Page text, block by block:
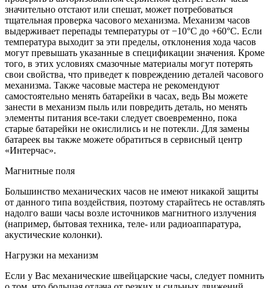
значительно отстают или спешат, может потребоваться
тщательная проверка часового механизма. Механизм часов
выдерживает перепады температуры от −10°C до +60°C. Если
температура выходит за эти пределы, отклонения хода часов
могут превышать указанные в спецификации значения. Кроме
того, в этих условиях смазочные материалы могут потерять
свои свойства, что приведет к повреждению деталей часового
механизма. Также часовые мастера не рекомендуют
самостоятельно менять батарейки в часах, ведь Вы можете
занести в механизм пыль или повредить деталь, но менять
элементы питания все-таки следует своевременно, пока
старые батарейки не окислились и не потекли. Для замены
батареек вы также можете обратиться в сервисный центр
«Интерчас».
Магнитные поля
Большинство механических часов не имеют никакой защиты
от данного типа воздействия, поэтому старайтесь не оставлять
надолго ваши часы возле источников магнитного излучения
(например, бытовая техника, теле- или радиоаппаратура,
акустические колонки).
Нагрузки на механизм
Если у Вас механические швейцарские часы, следует помнить